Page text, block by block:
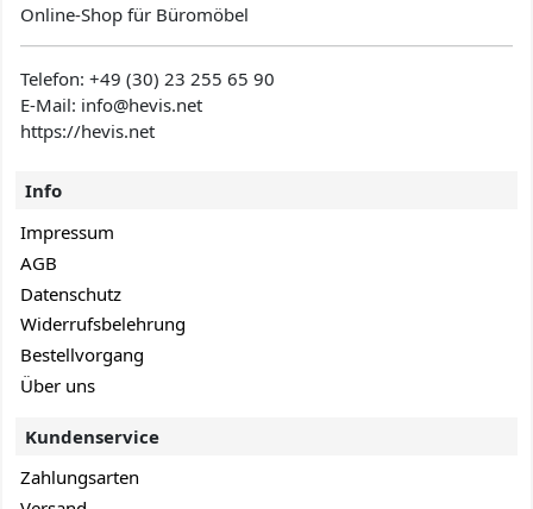
Online-Shop für Büromöbel
Telefon:+49 (30) 23 255 65 90
E-Mail: info@hevis.net
https://hevis.net
Info
Impressum
AGB
Datenschutz
Widerrufsbelehrung
Bestellvorgang
Über uns
Kundenservice
Zahlungsarten